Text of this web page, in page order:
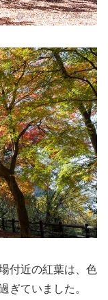
付近の紅葉は、色
ぎていました。